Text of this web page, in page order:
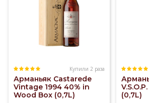
Купили 2 раза
Арманьяк Castarede
Vintage 1994 40% in
Wood Box (0,7L)
(0,7L)